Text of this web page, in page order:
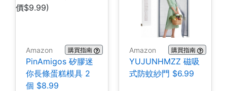
Amazon 購買指南
PinAmigos 矽膠迷
你長條蛋糕模具 2
個 $8.99
Amazon 購買指南
YUJUNHMZZ 磁吸
式防蚊紗門 $6.99